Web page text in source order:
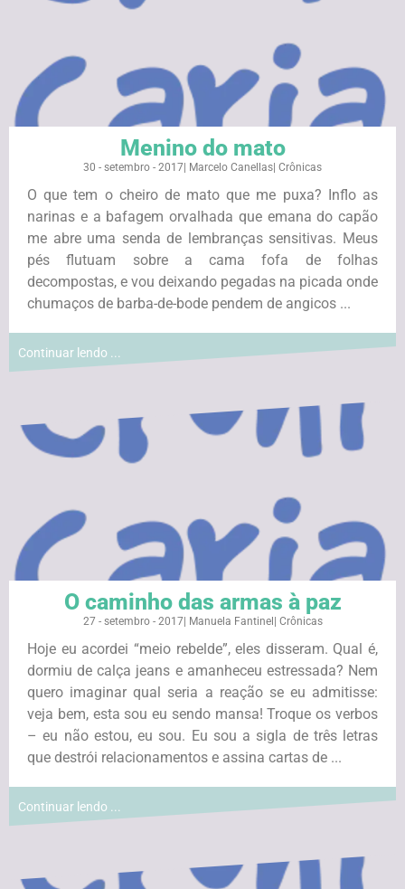
Menino do mato
30 - setembro - 2017 Marcelo Canellas Crônicas
O que tem o cheiro de mato que me puxa? Inflo as
narinas e a bafagem orvalhada que emana do capão
me abre uma senda de lembranças sensitivas. Meus
pés flutuam sobre a cama fofa de folhas
decompostas, e vou deixando pegadas na picada onde
chumaços de barba-de-bode pendem de angicos ...
Continuar lendo ...
O caminho das armas à paz
27 - setembro - 2017| Manuela Fantinel Crônicas
Hoje eu acordei “meio rebelde”, eles disseram. Qual é,
dormiu de calça jeans e amanheceu estressada? Nem
quero imaginar qual seria a reação se eu admitisse:
veja bem, esta sou eu sendo mansa! Troque os verbos
– eu não estou, eu sou. Eu sou a sigla de três letras
que destrói relacionamentos e assina cartas de ...
Continuar lendo ...